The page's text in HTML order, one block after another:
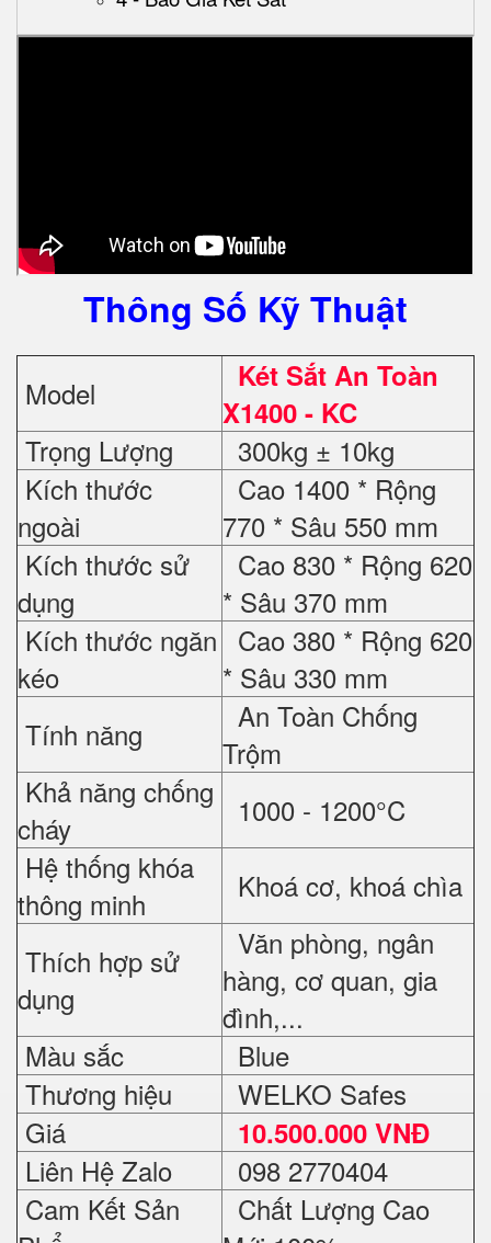
Thông Số Kỹ Thuật
Model
Két Sắt An Toàn
X1400 - KC
Trọng Lượng
300kg ± 10kg
Kích thước
ngoài
Cao 1400 * Rộng
770 * Sâu 550 mm
Kích thước sử
dụng
Cao 830 * Rộng 620
* Sâu 370 mm
Kích thước ngăn
kéo
Cao 380 * Rộng 620
* Sâu 330 mm
Tính năng
An Toàn Chống
Trộm
Khả năng chống
cháy
1000 - 1200°C
Hệ thống khóa
thông minh
Khoá cơ, khoá chìa
Thích hợp sử
dụng
Văn phòng, ngân
hàng, cơ quan, gia
đình,...
Màu sắc
Blue
Thương hiệu
WELKO Safes
Giá
10.500.000 VNĐ
Liên Hệ Zalo
098 2770404
Cam Kết Sản
Chất Lượng Cao